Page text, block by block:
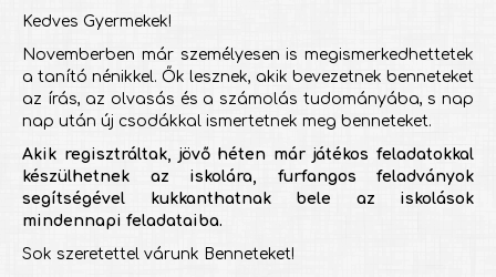
Kedves Gyermekek!
Novemberben már személyesen is megismerkedhettetek
a tanító nénikkel. Ők lesznek, akik bevezetnek benneteket
az írás, az olvasás és a számolás tudományába, s nap
nap után új csodákkal ismertetnek meg benneteket.
Akik regisztráltak, jövő héten már játékos feladatokkal
készülhetnek az iskolára, furfangos feladványok
segítségével kukkanthatnak bele az iskolások
mindennapi feladataiba.
Sok szeretettel várunk Benneteket!